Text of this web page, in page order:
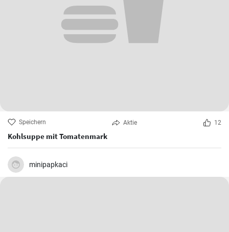
Speichern Aktie 12
Kohlsuppe mit Tomatenmark
minipapkaci